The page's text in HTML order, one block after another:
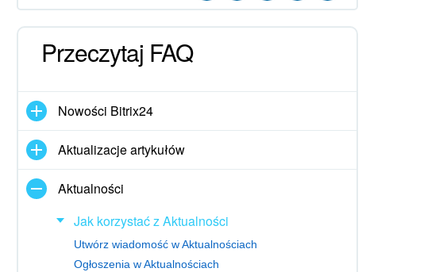
Przeczytaj FAQ
Nowości Bitrix24
Aktualizacje artykułów
Aktualności
Jak korzystać z Aktualności
Utwórz wiadomość w Aktualnościach
Ogłoszenia w Aktualnościach